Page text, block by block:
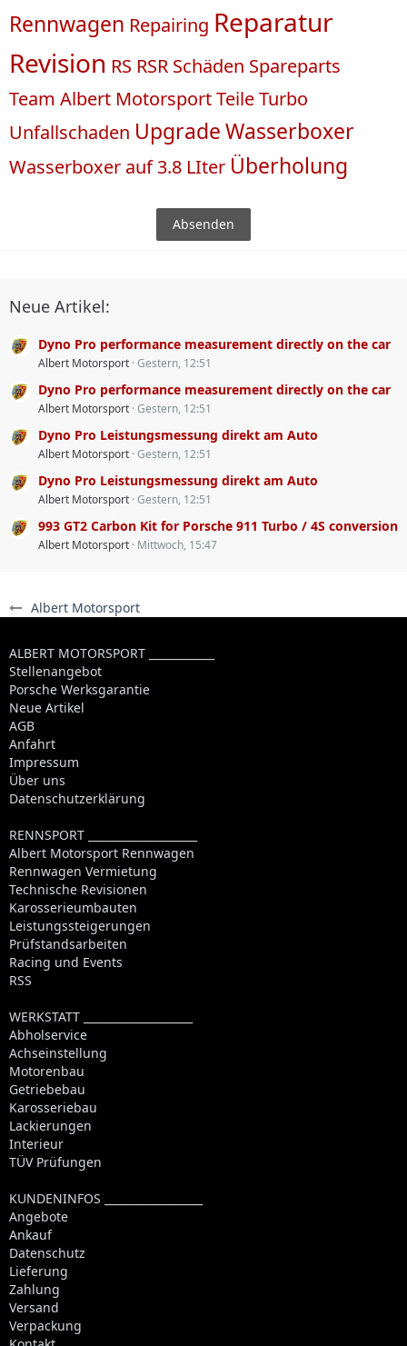
Albert Motorsport
Rennwagen Repairing Reparatur
Revision RS RSR Schäden Spareparts
Team Albert MotorsportTeileTurbo
Unfallschaden UpgradeWasserboxer
Wasserboxer auf 3.8 LIter Überholung
Neue Artikel:
Dyno Pro performance measurement directly on the car
Albert Motorsport Gestern, 12:51
Dyno Pro performance measurement directly on the car
Albert Motorsport Gestern, 12:51
Dyno Pro Leistungsmessung direkt am Auto
Albert Motorsport Gestern, 12:51
Dyno Pro Leistungsmessung direkt am Auto
Albert Motorsport Gestern, 12:51
993 GT2 Carbon Kit for Porsche 911 Turbo / 4S conversion
Albert Motorsport Mittwoch, 15:47
ALBERT MOTORSPORT ____________
Stellenangebot
Porsche Werksgarantie
Neue Artikel
AGB
Anfahrt
Impressum
Über uns
Datenschutzerklärung
RENNSPORT ____________________
Albert Motorsport Rennwagen
Rennwagen Vermietung
Technische Revisionen
Karosserieumbauten
Leistungssteigerungen
Prüfstandsarbeiten
Racing und Events
RSS
WERKSTATT ____________________
Abholservice
Achseinstellung
Motorenbau
Getriebebau
Karosseriebau
Lackierungen
Interieur
TÜV Prüfungen
KUNDENINFOS __________________
Angebote
Ankauf
Datenschutz
Lieferung
Zahlung
Versand
Verpackung